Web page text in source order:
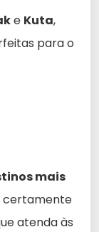
e Kuta,
para o
mais
certamente
atenda às